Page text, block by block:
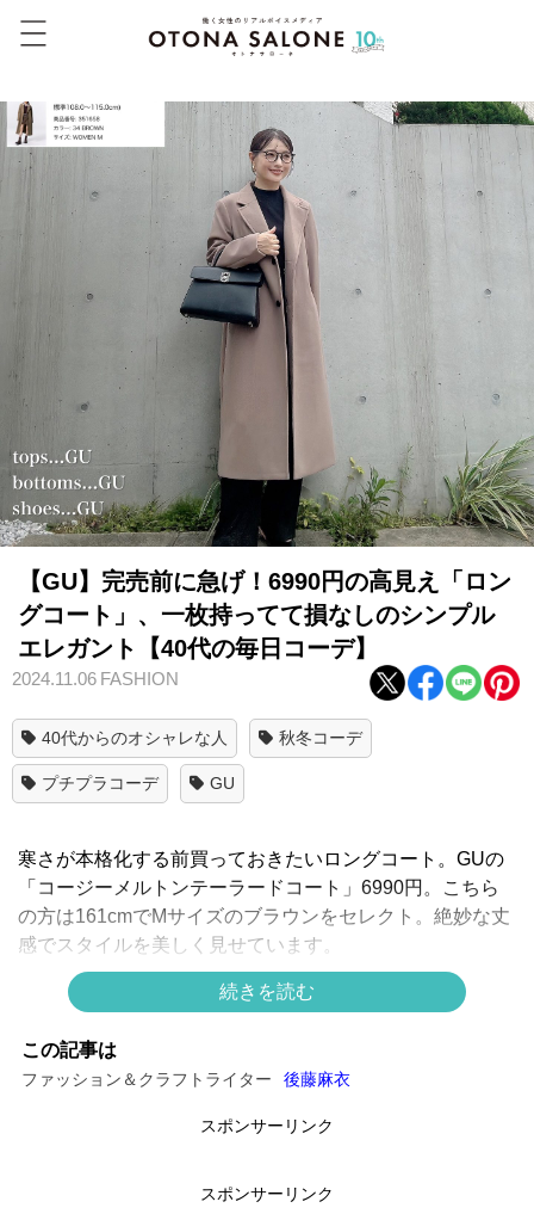
【GU】完売前に急げ！6990円の高見え「ロン
グコート」、一枚持ってて損なしのシンプル
エレガント【40代の毎日コーデ】
2024.11.06 FASHION
40代からのオシャレな人 秋冬コーデ
プチプラコーデ GU
寒さが本格化する前買っておきたいロングコート。GUの
「コージーメルトンテーラードコート」6990円。こちら
の方は161cmでMサイズのブラウンをセレクト。絶妙な丈
感でスタイルを美しく見せています。
上質感漂うテーラードカラーコートは、どんなコーデにも
合わせやすく、通勤やお出かけに最適。 インナーにブラ
ックを取り入れたことで、全体に引き締まった印象を与え
つつ、コーディネートに適度な高級感をプラスしていま
続きを読む
この記事は
ファッション＆クラフトライター 後藤麻衣
スポンサーリンク
スポンサーリンク